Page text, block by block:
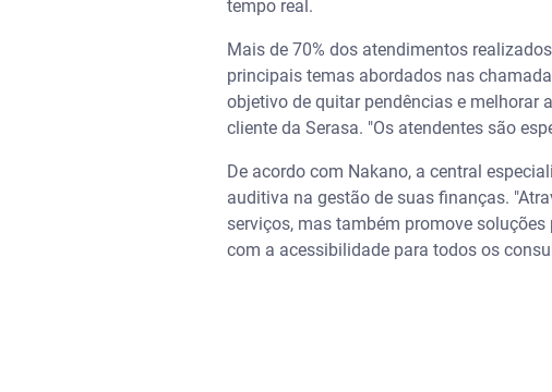
tempo real.
Mais de 70% dos atendimentos
principais temas abordados nas
objetivo de quitar pendências e melhorar
cliente da Serasa. "Os atendentes são
De acordo com Nakano, a central
auditiva na gestão de suas finanças.
serviços, mas também promove
com a acessibilidade para todos os